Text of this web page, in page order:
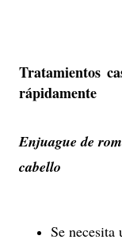
Tratamientos
rápidamente
Enjuague de
cabello
Se